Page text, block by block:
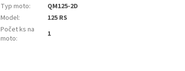
Typ moto:
QM125-2D
Model:
125 RS
Počet ks na
moto: 1